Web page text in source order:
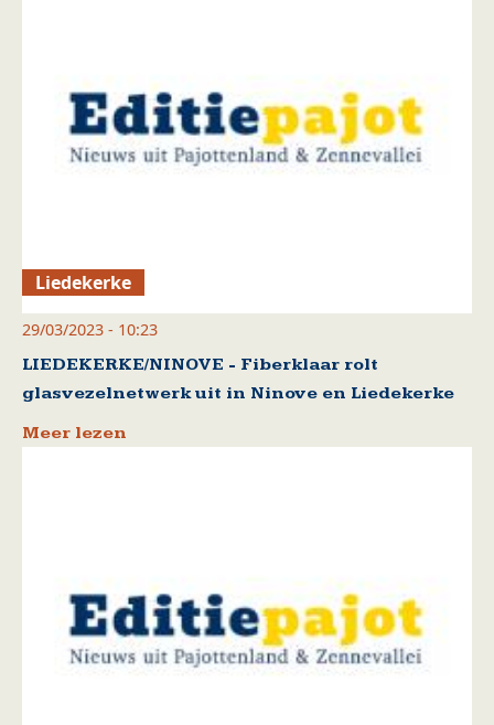
Liedekerke
29/03/2023 - 10:23
LIEDEKERKE/NINOVE - Fiberklaar rolt
glasvezelnetwerk uit in Ninove en Liedekerke
Meer lezen